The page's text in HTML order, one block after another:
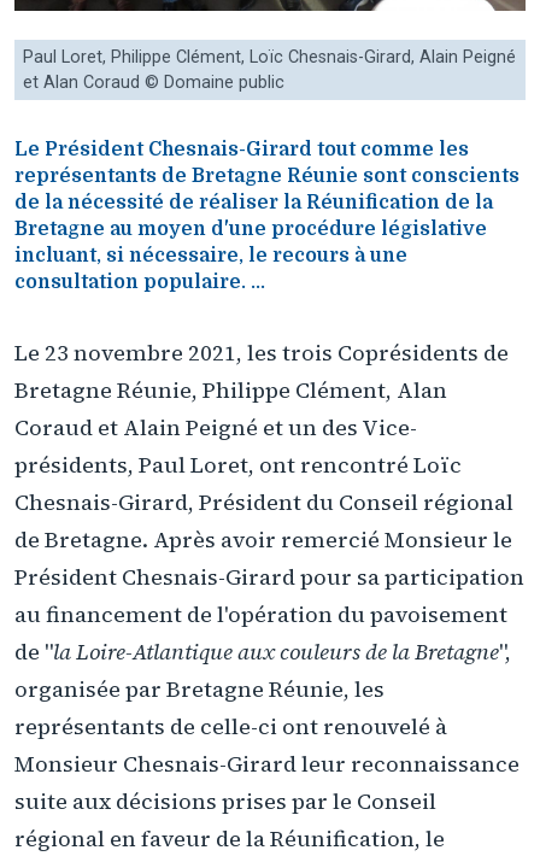
Paul Loret, Philippe Clément, Loïc Chesnais-Girard, Alain Peigné
et Alan Coraud © Domaine public
Le Président Chesnais-Girard tout comme les
représentants de Bretagne Réunie sont conscients
de la nécessité de réaliser la Réunification de la
Bretagne au moyen d'une procédure législative
incluant, si nécessaire, le recours à une
consultation populaire. ...
Le 23 novembre 2021, les trois Coprésidents de
Bretagne Réunie, Philippe Clément, Alan
Coraud et Alain Peigné et un des Vice-
présidents, Paul Loret, ont rencontré Loïc
Chesnais-Girard, Président du Conseil régional
de Bretagne. Après avoir remercié Monsieur le
Président Chesnais-Girard pour sa participation
au financement de l'opération du pavoisement
de "la Loire-Atlantique aux couleurs de la Bretagne",
organisée par Bretagne Réunie, les
représentants de celle-ci ont renouvelé à
Monsieur Chesnais-Girard leur reconnaissance
suite aux décisions prises par le Conseil
régional en faveur de la Réunification, le